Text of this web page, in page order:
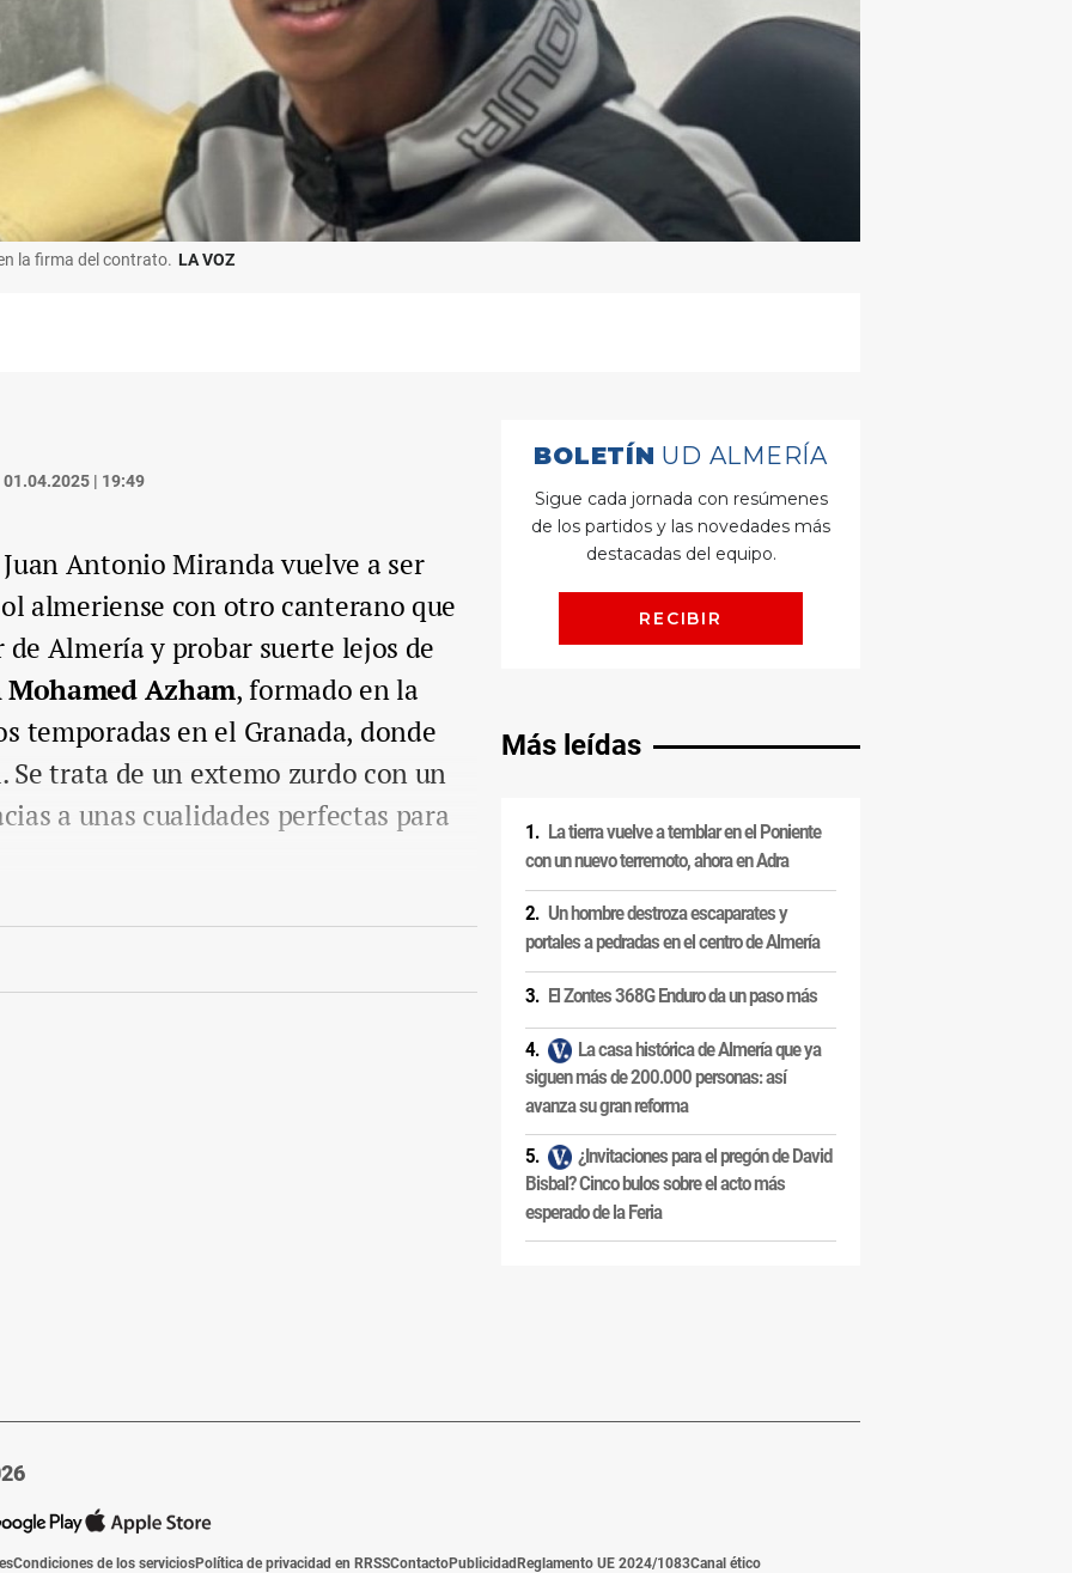
la firma del contrato. LA VOZ
01.04.2025 | 19:49
Antonio Miranda vuelve a ser
almeriense con otro canterano que
Almería y probar suerte lejos de
Azham, formado en la
temporadas en el Granada, donde
trata de un extemo zurdo con un
a unas cualidades perfectas para
Más leídas
La tierra vuelve a temblar en el Poniente
con un nuevo terremoto, ahora en Adra
Un hombre destroza escaparates y
portales a pedradas en el centro de Almería
El Zontes 368G Enduro da un paso más
La casa histórica de Almería que ya
siguen más de 200.000 personas: así
avanza su gran reforma
¿Invitaciones para el pregón de David
Bisbal? Cinco bulos sobre el acto más
esperado de la Feria
Condiciones de los serviciosPolítica de privacidad en RRSSContactoPublicidadReglamento UE 2024/1083Canal ético